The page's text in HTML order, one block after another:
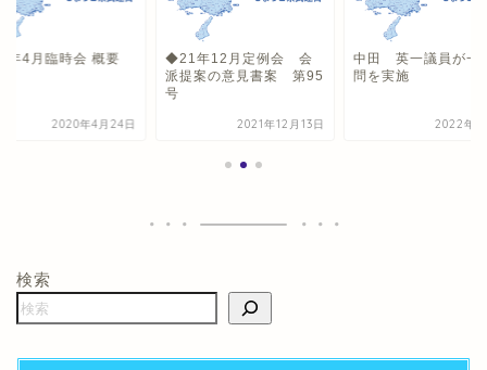
4月臨時会 概要
2020年4月24日
◆21年12月定例会 会
派提案の意見書案 第95
号
2021年12月13日
中田 英一議員が一
問を実施
2022年6
検索